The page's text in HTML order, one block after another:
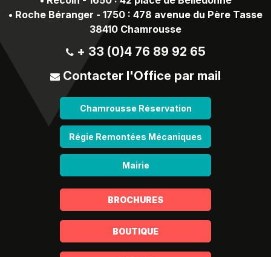
• Roche Béranger - 1750 : 478 avenue du Père Tasse
38410 Chamrousse
+ 33 (0)4 76 89 92 65
Contacter l'Office par mail
Chamrousse Réservation
Régie Remontées Mécaniques
Mairie
BROCHURES
BOUTIQUE